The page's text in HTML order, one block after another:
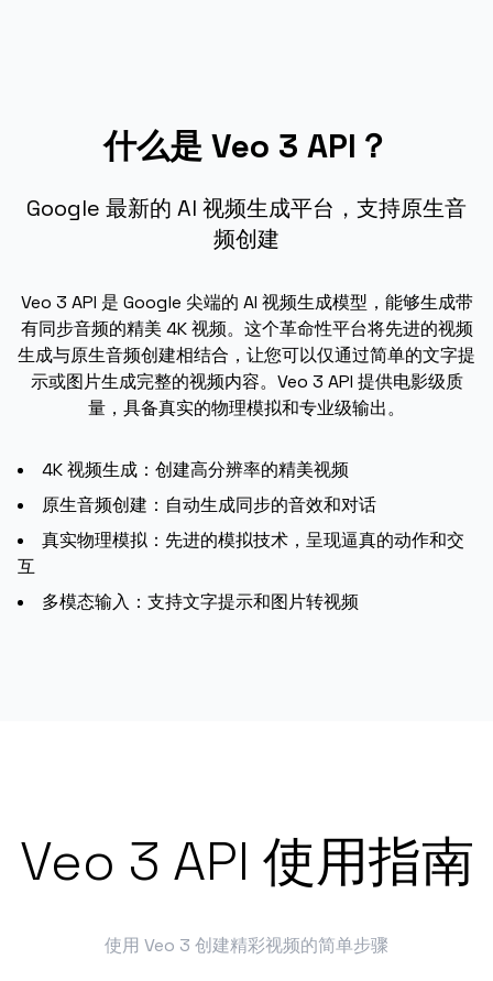
什么是 Veo 3 API？
Google 最新的 AI 视频生成平台，支持原生音
频创建
Veo 3 API 是 Google 尖端的 AI 视频生成模型，能够生成带
有同步音频的精美 4K 视频。这个革命性平台将先进的视频
生成与原生音频创建相结合，让您可以仅通过简单的文字提
示或图片生成完整的视频内容。Veo 3 API 提供电影级质
量，具备真实的物理模拟和专业级输出。
4K 视频生成：创建高分辨率的精美视频
原生音频创建：自动生成同步的音效和对话
真实物理模拟：先进的模拟技术，呈现逼真的动作和交
互
多模态输入：支持文字提示和图片转视频
Veo 3 API 使用指南
使用 Veo 3 创建精彩视频的简单步骤